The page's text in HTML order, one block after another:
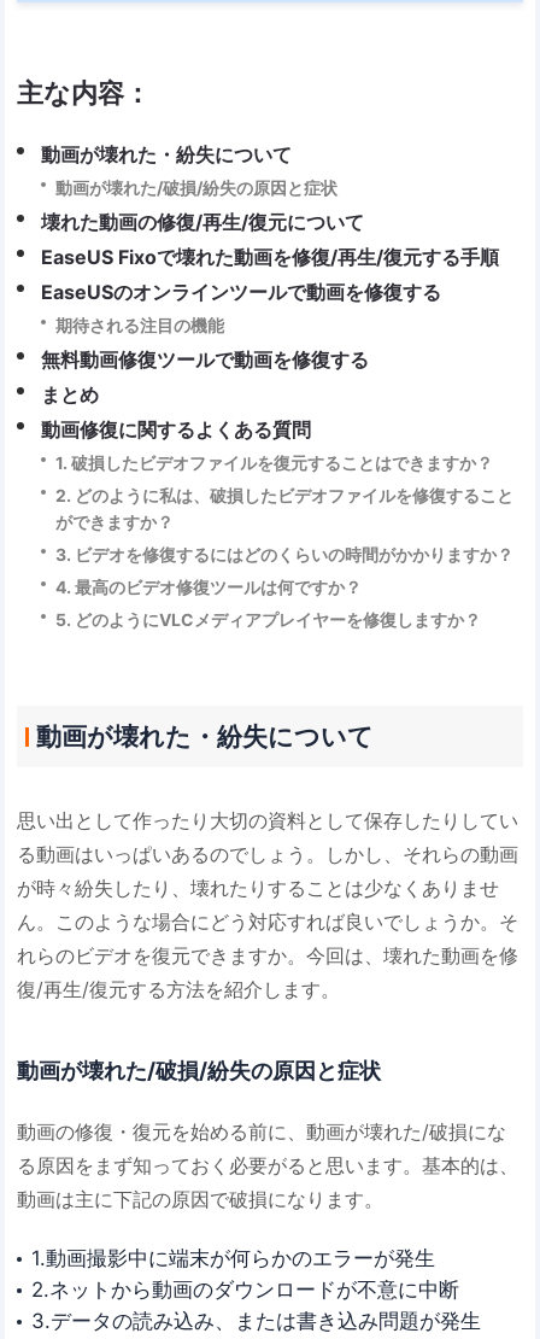
主な内容：
動画が壊れた・紛失について
動画が壊れた/破損/紛失の原因と症状
壊れた動画の修復/再生/復元について
EaseUS Fixoで壊れた動画を修復/再生/復元する手順
EaseUSのオンラインツールで動画を修復する
期待される注目の機能
無料動画修復ツールで動画を修復する
まとめ
動画修復に関するよくある質問
1. 破損したビデオファイルを復元することはできますか？
2. どのように私は、破損したビデオファイルを修復すること
ができますか？
3. ビデオを修復するにはどのくらいの時間がかかりますか？
4. 最高のビデオ修復ツールは何ですか？
5. どのようにVLCメディアプレイヤーを修復しますか？
動画が壊れた・紛失について
思い出として作ったり大切の資料として保存したりしてい
る動画はいっぱいあるのでしょう。しかし、それらの動画
が時々紛失したり、壊れたりすることは少なくありませ
ん。このような場合にどう対応すれば良いでしょうか。そ
れらのビデオを復元できますか。今回は、壊れた動画を修
復/再生/復元する方法を紹介します。
動画が壊れた/破損/紛失の原因と症状
動画の修復・復元を始める前に、動画が壊れた/破損にな
る原因をまず知っておく必要がると思います。基本的は、
動画は主に下記の原因で破損になります。
1.動画撮影中に端末が何らかのエラーが発生
2.ネットから動画のダウンロードが不意に中断
3.データの読み込み、または書き込み問題が発生